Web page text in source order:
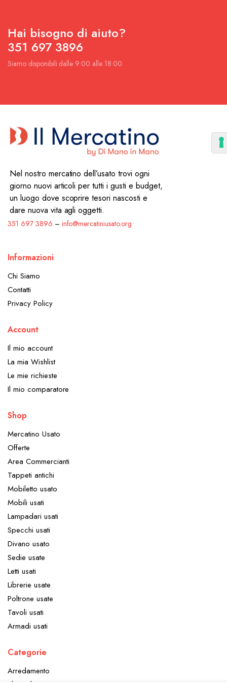
Hai bisogno di aiuto?
351 697 3896
Siamo disponibili dalle 9:00 alle 18:00.
Nel nostro mercatino dell’usato trovi ogni
giorno nuovi articoli per tutti i gusti e budget,
un luogo dove scoprire tesori nascosti e
dare nuova vita agli oggetti.
351 697 3896 – info@mercatiniusato.org
Informazioni
Chi Siamo
Contatti
Privacy Policy
Account
Il mio account
La mia Wishlist
Le mie richieste
Il mio comparatore
Shop
Mercatino Usato
Offerte
Area Commercianti
Tappeti antichi
Mobiletto usato
Mobili usati
Lampadari usati
Specchi usati
Divano usato
Sedie usate
Letti usati
Librerie usate
Poltrone usate
Tavoli usati
Armadi usati
Categorie
Arredamento